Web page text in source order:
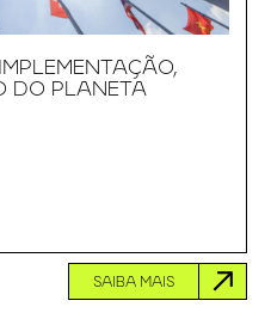
DO PLANETA
SAIBA MAIS